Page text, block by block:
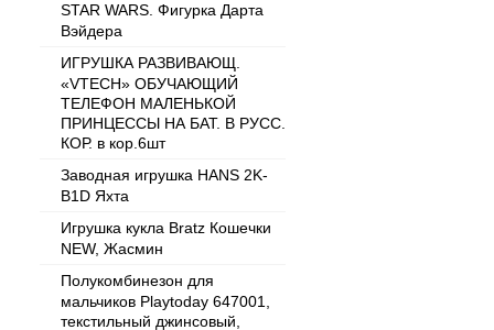
STAR WARS. Фигурка Дарта
Вэйдера
ИГРУШКА РАЗВИВАЮЩ.
«VTECH» ОБУЧАЮЩИЙ
ТЕЛЕФОН МАЛЕНЬКОЙ
ПРИНЦЕССЫ НА БАТ. В РУСС.
КОР. в кор.6шт
Заводная игрушка HANS 2K-
B1D Яхта
Игрушка кукла Bratz Кошечки
NEW, Жасмин
Полукомбинезон для
мальчиков Playtoday 647001,
текстильный джинсовый,